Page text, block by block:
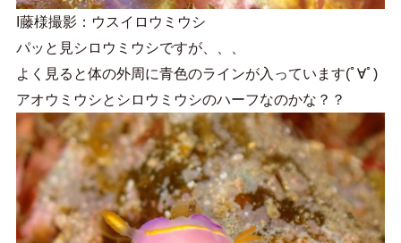
I藤様撮影：ウスイロウミウシ
パッと見シロウミウシですが、、、
よく見ると体の外周に青色のラインが入っています(ﾟ∀ﾟ)
アオウミウシとシロウミウシのハーフなのかな？？